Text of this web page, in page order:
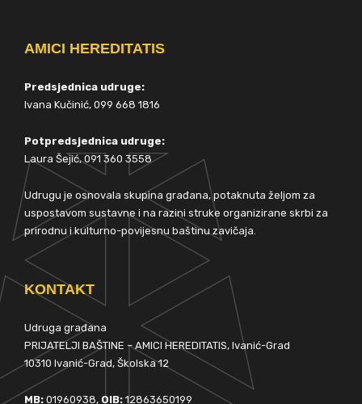
AMICI HEREDITATIS
Predsjednica udruge:
Ivana Kučinić, 099 668 1816
Potpredsjednica udruge:
Laura Šejić, 091 360 3558
Udrugu je osnovala skupina građana, potaknuta željom za
uspostavom sustavne i na razini struke organizirane skrbi za
prirodnu i kulturno-povijesnu baštinu zavičaja.
KONTAKT
Udruga građana
PRIJATELJI BAŠTINE – AMICI HEREDITATIS, Ivanić-Grad
10310 Ivanić-Grad, Školska 12
MB: 01960938, OIB: 12863650199